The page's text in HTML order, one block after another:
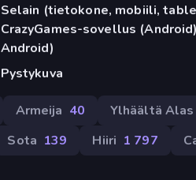
Selain (tietokone, mobiili,
CrazyGames-sovellus
Android)
Pystykuva
Armeija 40 Ylhäältä Alas
Sota 139 Hiiri 1 797